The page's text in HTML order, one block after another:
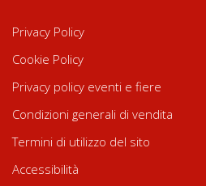
Privacy Policy
Cookie Policy
Privacy policy eventi e fiere
Condizioni generali di vendita
Termini di utilizzo del sito
Accessibilità